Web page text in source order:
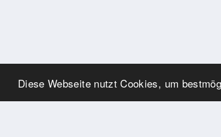
Diese Webseite nutzt Cookies, um